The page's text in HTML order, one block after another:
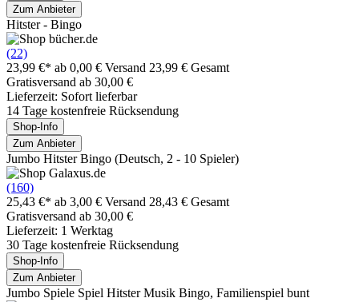
Zum Anbieter
Hitster - Bingo
(22)
23,99 €* ab 0,00 € Versand 23,99 € Gesamt
Gratisversand ab 30,00 €
Lieferzeit: Sofort lieferbar
14 Tage kostenfreie Rücksendung
Shop-Info
Zum Anbieter
Jumbo Hitster Bingo (Deutsch, 2 - 10 Spieler)
(160)
25,43 €* ab 3,00 € Versand 28,43 € Gesamt
Gratisversand ab 30,00 €
Lieferzeit: 1 Werktag
30 Tage kostenfreie Rücksendung
Shop-Info
Zum Anbieter
Jumbo Spiele Spiel Hitster Musik Bingo, Familienspiel bunt